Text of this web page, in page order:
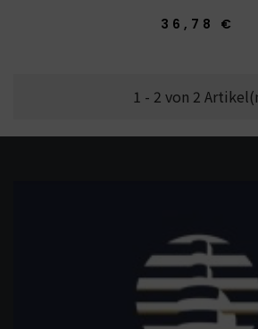
36,78 €
1 - 2 von 2